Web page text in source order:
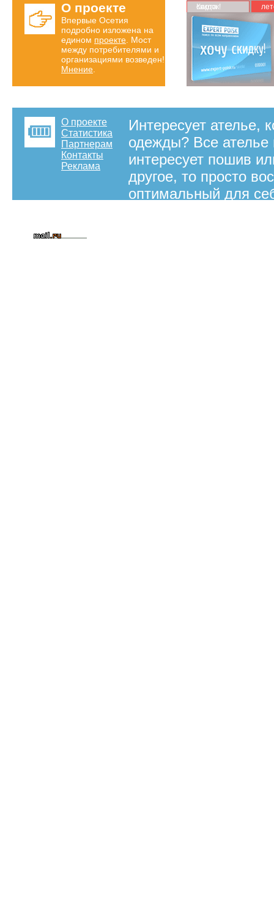
О проекте
Впервые Осетия
подробно изложена на
едином проекте . Мост
между потребителями и
организациями возведен!
Мнение
Карта скидок!
О проекте
Статистика
Партнерам
Контакты
Реклама
Интересует ателье,
одежды? Все ателье
интересует пошив
другое, то просто
оптимальный для